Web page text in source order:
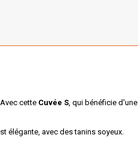
cette Cuvée S, qui bénéficie d'une
élégante, avec des tanins soyeux.